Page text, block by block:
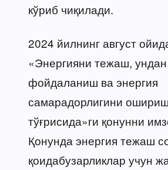
кўриб чиқилади.
2024 йилнинг август
«Энергияни тежаш,
фойдаланиш ва энергия
самарадорлигини ошириш
тўғрисида»ги қонунни
Қонунда энергия тежаш
қоидабузарликлар учун